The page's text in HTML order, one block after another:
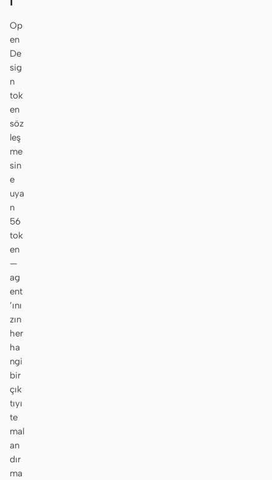
Op
en
De
sig
n
tok
en
söz
leş
me
sin
e
uya
n
56
tok
en
—
ag
ent
’ını
zın
her
ha
ngi
bir
çık
tıyı
te
mal
an
dır
ma